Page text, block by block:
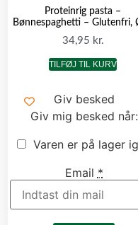
Proteinrig pasta –
Bønnespaghetti – Glutenfri,
34,95 kr.
TILFØJ TIL KURV
Giv besked
Giv mig besked når:
Varen er på lager
Email *